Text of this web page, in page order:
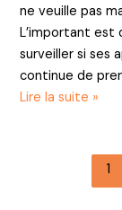
ne veuille pas
L’important est
surveiller si ses
continue de
Mon
Lire la suite »
1